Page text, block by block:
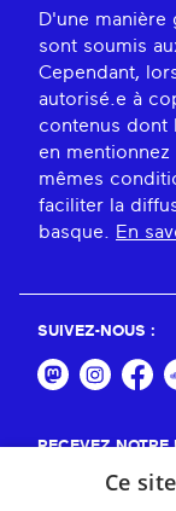
D'une manière
sont soumis
Cependant,
autorisé.e à
contenus dont
en
mêmes
faciliter la
basque.
En
SUIVEZ-NOUS :
RECEVEZ NOTRE
Ce